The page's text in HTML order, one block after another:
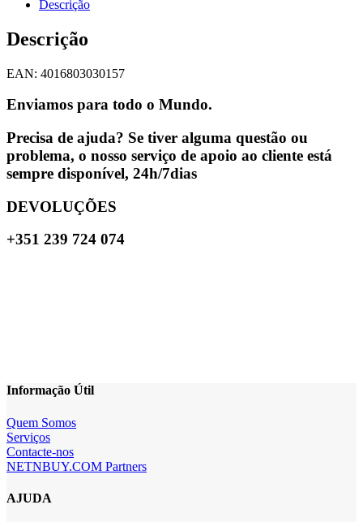
Descrição
Descrição
EAN: 4016803030157
Enviamos para todo o Mundo.
Precisa de ajuda? Se tiver alguma questão ou
problema, o nosso serviço de apoio ao cliente está
sempre disponível, 24h/7dias
DEVOLUÇÕES
+351 239 724 074
Informação Útil
Quem Somos
Serviços
Contacte-nos
NETNBUY.COM Partners
AJUDA